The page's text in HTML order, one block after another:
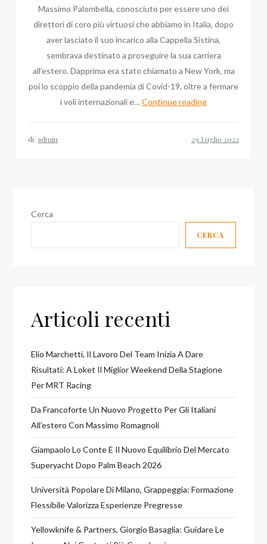
Massimo Palombella, conosciuto per essere uno dei
direttori di coro più virtuosi che abbiamo in Italia, dopo
aver lasciato il suo incarico alla Cappella Sistina,
sembrava destinato a proseguire la sua carriera
all’estero. Dapprima era stato chiamato a New York, ma
poi lo scoppio della pandemia di Covid-19, oltre a fermare
i voli internazionali e…Continue readingUltime
di
Milano
di: admin
Cerca
CERCA
Articoli recenti
Elio Marchetti, Il Lavoro Del Team Inizia A Dare
Risultati: A Loket Il Miglior Weekend Della Stagione
Per MRT Racing
Da Francoforte Un Nuovo Progetto Per Gli Italiani
All’estero Con Massimo Romagnoli
Giampaolo Lo Conte E Il Nuovo Equilibrio Del Mercato
Superyacht Dopo Palm Beach 2026
Università Popolare Di Milano, Grappeggia: Formazione
Flessibile Valorizza Esperienze Pregresse
Yellowknife & Partners, Giorgio Basaglia: Guidare Le